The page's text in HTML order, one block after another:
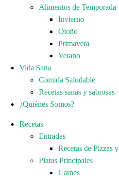
Alimentos de Temporada
Invierno
Otoño
Primavera
Verano
Vida Sana
Comida Saludable
Recetas sanas y sabrosas
¿Quiénes Somos?
Recetas
Entradas
Recetas de Pizzas
Platos Principales
Carnes